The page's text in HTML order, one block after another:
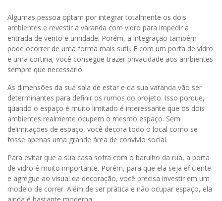
Algumas pessoa optam por integrar totalmente os dois
ambientes e revestir a varanda com vidro para impedir a
entrada de vento e umidade. Porém, a integração também
pode ocorrer de uma forma mais sutil. E com um porta de vidro
e uma cortina, você consegue trazer privacidade aos ambientes
sempre que necessário.
As dimensões da sua sala de estar e da sua varanda vão ser
determinantes para definir os rumos do projeto. Isso porque,
quando o espaço é muito limitado é interessante que os dois
ambientes realmente ocupem o mesmo espaço. Sem
delimitações de espaço, você decora todo o local como se
fosse apenas uma grande área de convívio social.
Para evitar que a sua casa sofra com o barulho da rua, a porta
de vidro é muito importante. Porém, para que ela seja eficiente
e agregue ao visual da decoração, você precisa investir em um
modelo de correr. Além de ser prática e não ocupar espaço, ela